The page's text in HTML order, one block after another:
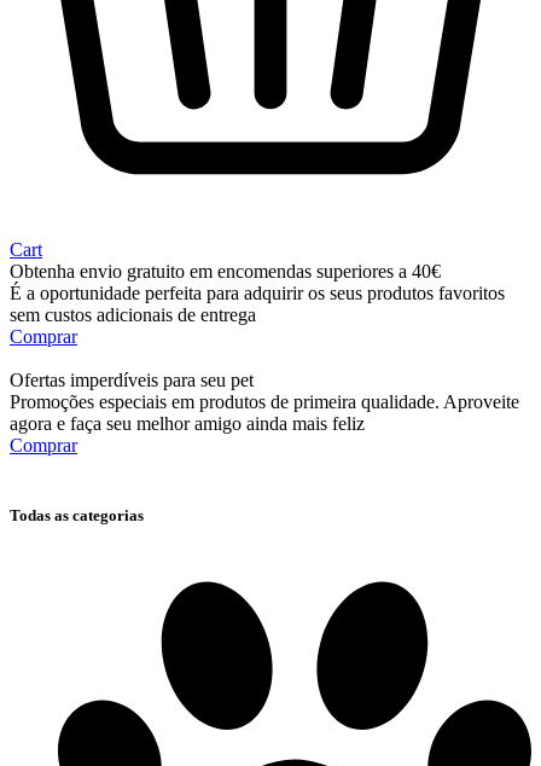
Cart
Obtenha envio gratuito em encomendas superiores a 40€
É a oportunidade perfeita para adquirir os seus produtos favoritos
sem custos adicionais de entrega
Comprar
Ofertas imperdíveis para seu pet
Promoções especiais em produtos de primeira qualidade. Aproveite
agora e faça seu melhor amigo ainda mais feliz
Comprar
Todas as categorias